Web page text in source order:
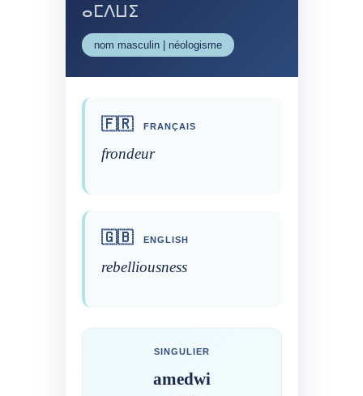
ⴰⵎⴷⵡⵉ
nom masculin | néologisme
🇫🇷 FRANÇAIS
frondeur
🇬🇧 ENGLISH
rebelliousness
SINGULIER
amedwi